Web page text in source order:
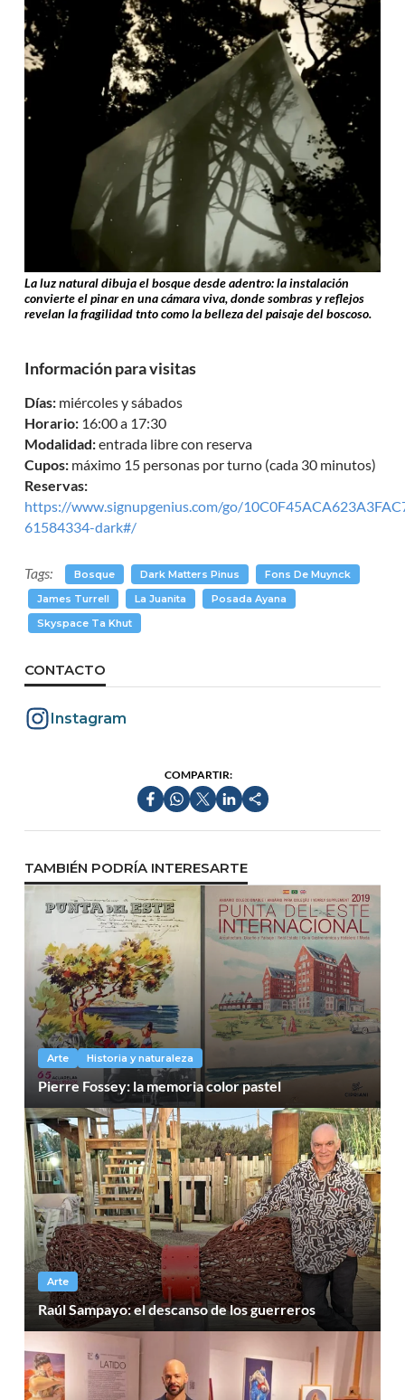
La luznatural dibuja el bosque desde adentro: la instalación
convierte el pinar en una cámara viva, donde sombras y reflejos
revelan la fragilidad tnto como la belleza del paisaje del boscoso.
Información para visitas
Días: miércoles y sábados
Horario: 16:00 a 17:30
Modalidad:entrada libre con reserva
Cupos: máximo 15 personas por turno (cada 30 minutos)
Reservas:
https://www.signupgenius.com/go/
61584334-dark#/
Tags: Bosque Dark Matters Pinus
Fons De Muynck
James Turrell
La Juanita
Posada Ayana
Skyspace Ta Khut
CONTACTO
Instagram
COMPARTIR:
TAMBIÉN PODRÍA INTERESARTE
Arte Historia y naturaleza
Pierre Fossey: la memoria color pastel
Arte
Raúl Sampayo: el descanso de los guerreros